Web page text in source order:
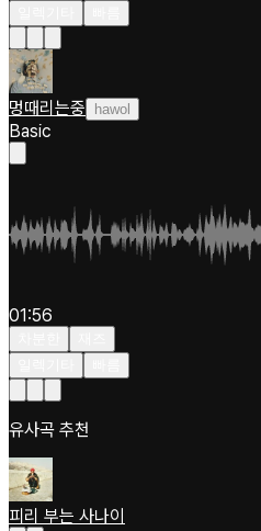
멍때리는중 hawol
Basic
01:56
유사곡 추천
피리 부는 사나이